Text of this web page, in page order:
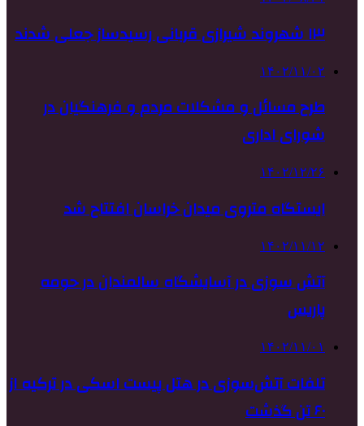
۱۳ شهروند شیرازی قربانی رسیدساز جعلی شدند
۱۴۰۲/۱۱/۰۲
طرح مسائل و مشکلات مردم و فرهنگیان در
شورای اداری
۱۴۰۲/۱۲/۲۶
ایستگاه متروی میدان خراسان افتتاح شد
۱۴۰۲/۱۱/۱۲
آتش سوزی در آسایشگاه سالمندان در حومه
پاریس
۱۴۰۲/۱۱/۰۱
تلفات آتش‌سوزی در هتل پیست اسکی در ترکیه از
۶۰ تن گذشت